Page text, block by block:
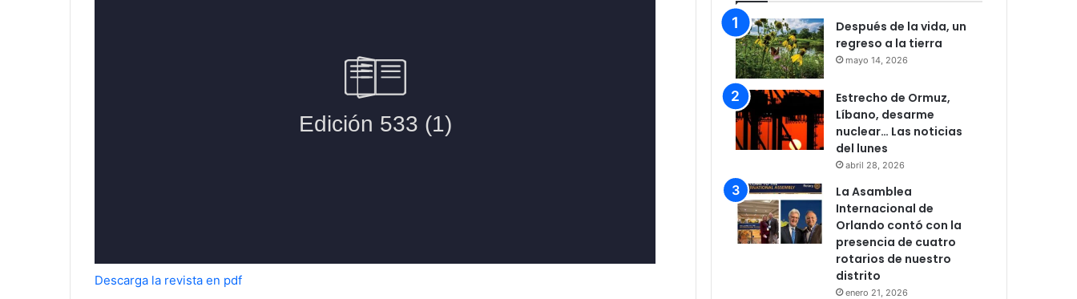
Descarga la revista en pdf
Después de la vida, un
regreso a la tierra
mayo 14, 2026
Estrecho de Ormuz,
Líbano, desarme
nuclear… Las noticias
del lunes
abril 28, 2026
La Asamblea
Internacional de
Orlando contó con la
presencia de cuatro
rotarios de nuestro
distrito
enero 21, 2026